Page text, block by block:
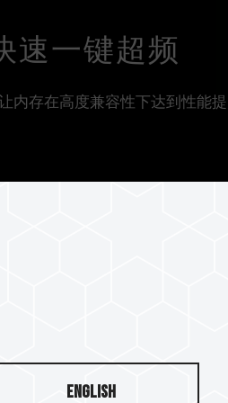
快速一键超频
内存在高度兼容性下达到性能
English